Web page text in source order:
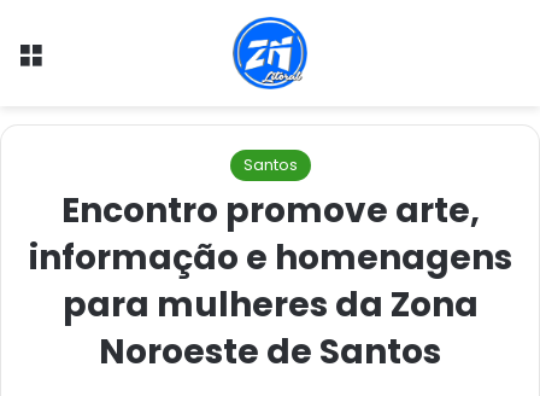
Menu
Santos
Encontro promove arte,
informação e homenagens
para mulheres da Zona
Noroeste de Santos